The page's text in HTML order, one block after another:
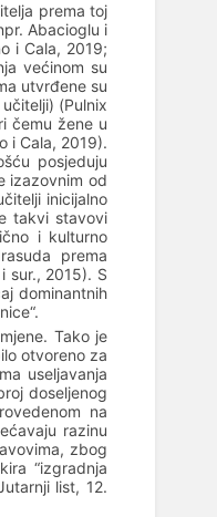
prema toj
Abacioglu i
i Cala, 2019;
većinom su
utvrđene su
(Pulnix
čemu žene u
i Cala, 2019).
posjeduju
izazovnim od
inicijalno
takvi stavovi
i kulturno
prema
sur., 2015). S
dominantnih
Tako je
otvoreno za
useljavanja
doseljenog
na
razinu
zbog
“izgradnja
list, 12.